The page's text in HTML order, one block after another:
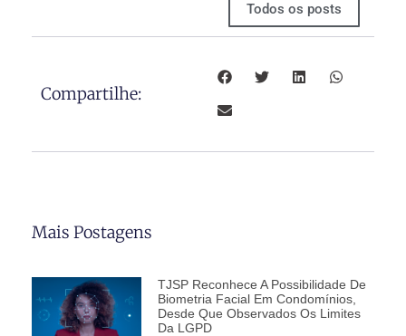
Todos os posts
Compartilhe:
Mais Postagens
TJSP Reconhece A Possibilidade De
Biometria Facial Em Condomínios,
Desde Que Observados Os Limites
Da LGPD